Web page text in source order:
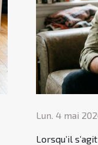
Lun. 4 mai
Lorsqu’il